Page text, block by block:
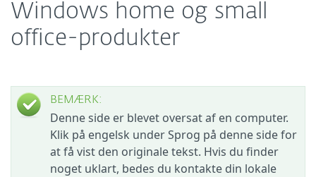
Windows home og small
office-produkter
BEMÆRK:
Denne side er blevet oversat af en computer.
Klik på engelsk under Sprog på denne side for
at få vist den originale tekst. Hvis du finder
noget uklart, bedes du kontakte din lokale